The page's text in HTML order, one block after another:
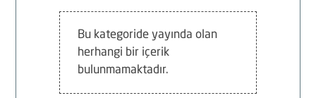
Bu kategoride yayında olan
herhangi bir içerik
bulunmamaktadır.